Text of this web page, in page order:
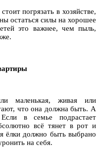
погрязать в хозяйстве,
остаться силы на хорошее
это важнее, чем пыль,
маленькая, живая или
что она должна быть. А
в семье подрастает
всё тянет в рот и
ёлки должно быть выбрано
на себя.